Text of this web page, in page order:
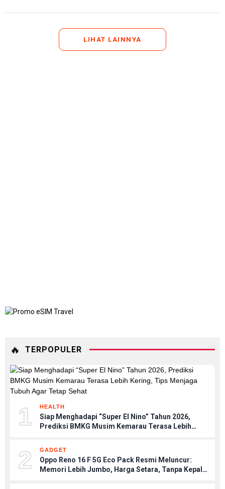
LIHAT LAINNYA
🔥 TERPOPULER
1 HEALTH
Siap Menghadapi “Super El Nino” Tahun 2026,
Prediksi BMKG Musim Kemarau Terasa Lebih
2 GADGET
Oppo Reno 16 F 5G Eco Pack Resmi Meluncur:
Memori Lebih Jumbo, Harga Setara, Tanpa Kepala